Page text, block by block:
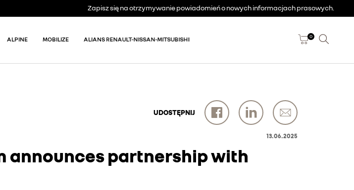
Zapisz się na otrzymywanie powiadomień o nowych informacjach prasowych.
ALPINE MOBILIZE ALIANS RENAULT-NISSAN-MITSUBISHI 0
UDOSTĘPNIJ
13.06.2025
announces partnership with